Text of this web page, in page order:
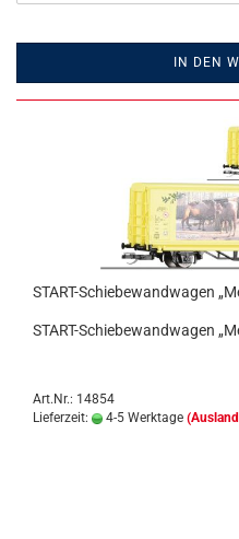
IN DEN
START-Schiebewandwagen
START-Schiebewandwagen
Art.Nr.: 14854
Lieferzeit:
4-5 Werktage